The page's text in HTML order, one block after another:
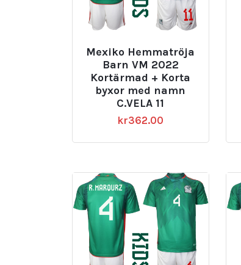
Mexiko Hemmatröja
Barn VM 2022
Kortärmad + Korta
byxor med namn
C.VELA 11
kr362.00